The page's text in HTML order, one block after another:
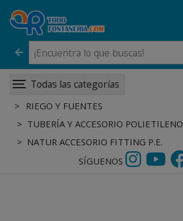
Todas las categorías
RIEGO Y FUENTES
TUBERÍA Y ACCESORIO POLIETILENO
NATUR ACCESORIO FITTING P.E.
SÍGUENOS